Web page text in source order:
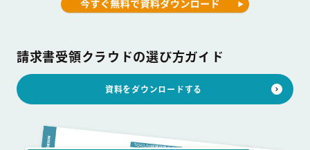
請求書受領クラウドの選び方ガイド
資料をダウンロードする